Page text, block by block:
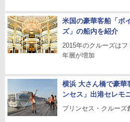
米国の豪華客船「ボ
ズ」の船内を紹介
2015年のクルーズは
年層が増加
横浜 大さん橋で豪華
ンセス」出港セレモ
プリンセス・クルーズ